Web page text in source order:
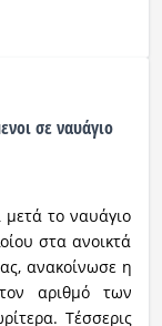
σε ναυάγιο
το ναυάγιο
στα ανοικτά
ανακοίνωσε η
αριθμό των
Τέσσερις